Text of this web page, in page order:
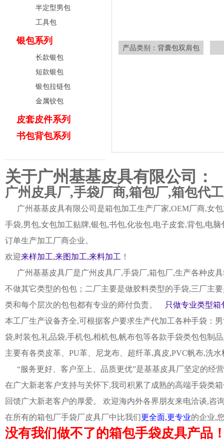
半定型男包
工具包
银包系列
长款银包
短款银包
银包拉链包
金属铰包
皮套皮件系列
书包背包系列
产品类别：背囊包双肩包
关于广州基基皮具有限公司：
广州皮具厂,手袋厂商,箱包厂,箱包代
广州基基皮具有限公司是箱包加工生产厂家,OEM厂商,女
手袋,男包,女包加工贴牌,银包,书包,化妆包,电子皮套,背包,电
订单生产加工厂商企业。
欢迎来样加工,来图加工,来料加工 ！
广州基基皮具厂是广州皮具厂,手袋厂,箱包厂,生产各种皮
不做其它类型的包包；二厂主要是做胶料类型的手袋,三厂主
类和每个层次的包包都有专业的师付负责。
只做专业类型箱
本工厂生产设备齐全,可根据客户要求生产代加工各种手袋：
袋,时装包,礼品袋,手机包,相机包,帆布包等各款手袋类包包制
主要有各类皮革、PU革、尼龙布、超纤革,真皮,PVC帆布,洗
“服务更好、客户至上、品质更优”是基基皮具厂坚定的经
在广大新老客户支持与关怀下,我司积累了成熟的高端手袋类
回馈广大新老客户的厚爱。 欢迎海内外各界朋友来电洽谈,咨
在所有的箱包厂手袋厂皮具厂中比我们更全面,更专业的企业,
没有我们做不了的箱包手袋皮具产品